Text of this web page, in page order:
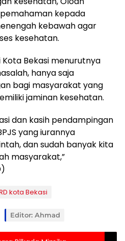
kepada
kebawah agar
kesehatan.
Bekasi menurutnya
hanya saja
bagi masyarakat yang
jaminan kesehatan.
dan kasih pendampingan
yang iurannya
dan sudah banyak kita
masyarakat,”
kota Bekasi
Editor: Ahmad